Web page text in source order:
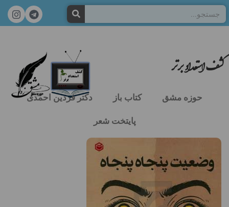
کشف استعداد برتر
حوزه مشق کتاب باز دکتر فردین احمدی
پایتخت شعر